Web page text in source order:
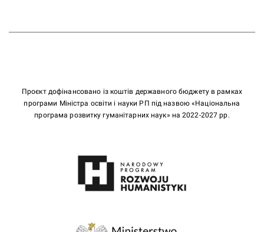
Проєкт дофінансовано із коштів державного бюджету в рамках
програми Міністра освіти і науки РП під назвою «Національна
програма розвитку гуманітарних наук» на 2022-2027 рр.